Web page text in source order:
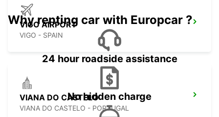
VIGO AIRPORT
VIGO - SPAIN
VIANA DO CASTELO
VIANA DO CASTELO - PORTUGAL
Why renting car with Europcar ?
24 hour roadside assistance
No hidden charge